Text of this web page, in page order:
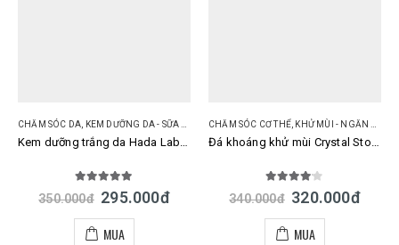
CHĂM SÓC DA, KEM DƯỠNG DA - SỮA DƯỠNG DA
Kem dưỡng trắng da Hada Labo Shirojyun 50gr
out of 5
350.000đ 295.000đ
MUA
CHĂM SÓC CƠ THỂ, KHỬ MÙI - NGĂN MỒ HÔI
Đá khoáng khử mùi Crystal Stone Nhật Bản mẫu mới
out of 5
340.000đ 320.000đ
MUA